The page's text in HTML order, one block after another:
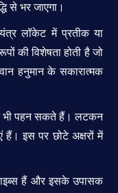
से भर जाएगा।
लॉकेट में प्रतीक या
की विशेषता होती है जो
हनुमान के सकारात्मक
भी पहन सकते हैं। लटकन
इस पर छोटे अक्षरों में
हैं और इसके उपासक